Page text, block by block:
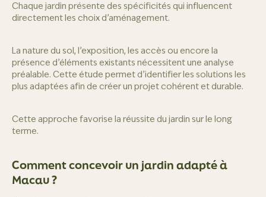
Chaque jardin présente des spécificités qui influencent
directement les choix d’aménagement.
La nature du sol, l’exposition, les accès ou encore la
présence d’éléments existants nécessitent une analyse
préalable. Cette étude permet d’identifier les solutions les
plus adaptées afin de créer un projet cohérent et durable.
Cette approche favorise la réussite du jardin sur le long
terme.
Comment concevoir un jardin adapté à
Macau ?